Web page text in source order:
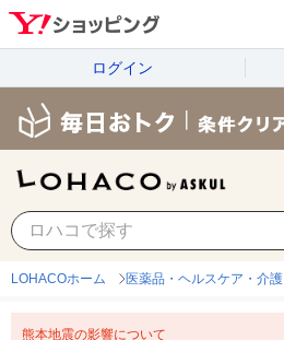
ログイン
LOHACOホーム 医薬品・ヘルスケア・介護
熊本地震の影響について